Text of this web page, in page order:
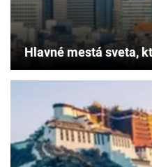
Hlavné mestá sveta,